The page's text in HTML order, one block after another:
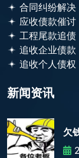
合同纠纷解决
应收债款催讨
工程尾款追债
追收企业债款
追收个人债权
新闻资讯
欠